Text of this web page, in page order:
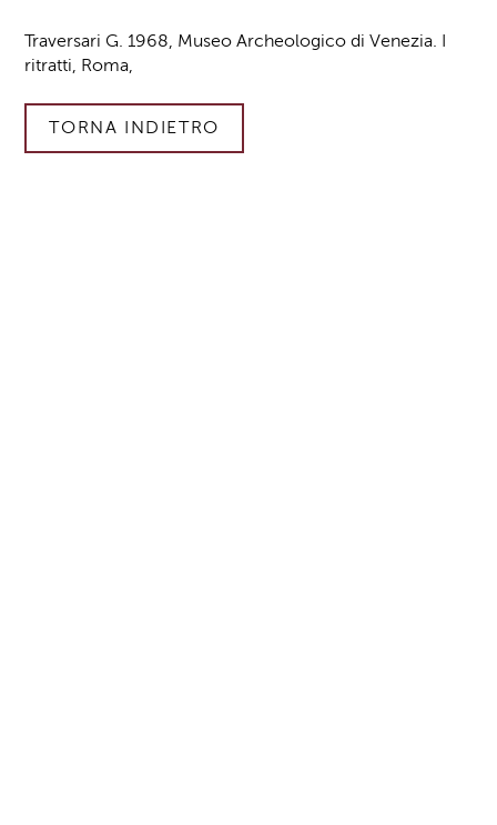
Traversari G. 1968, Museo Archeologico di Venezia. I
ritratti, Roma,
TORNA INDIETRO